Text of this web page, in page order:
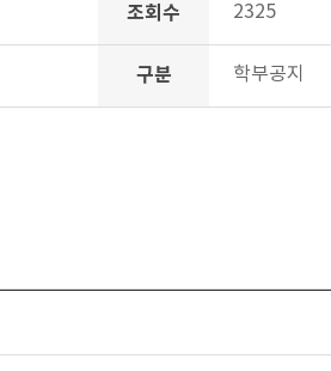
조회수 2325
구분 학부공지